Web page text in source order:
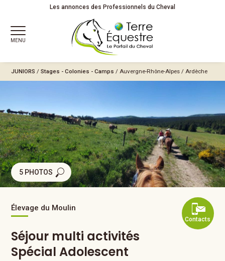
Les annonces des Professionnels du Cheval
MENU
JUNIORS /Stages - Colonies - Camps /Auvergne-Rhône-Alpes /Ardèche
5 PHOTOS
Contacts
Élevage du Moulin
Séjour multi activités
Spécial Adolescent